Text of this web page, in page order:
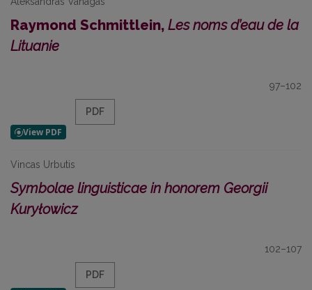
Raymond Schmittlein, Les noms d’eau de la
Lituanie
97–102
PDF
Vincas Urbutis
Symbolae linguisticae in honorem Georgii
Kuryłowicz
102–107
PDF